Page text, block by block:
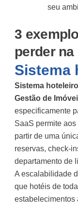
seu
3
perder
Sistema
Sistema
Gestão de
especificamente
SaaS permite
partir de uma
reservas, check-
departamento de
A escalabilidade
que hotéis de
estabelecimentos